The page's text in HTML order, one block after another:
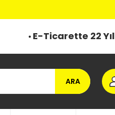
E-Ticarette 22
ARA